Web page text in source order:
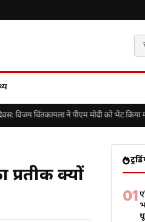
विजय चिंतकायला ने पीएम मोदी को भेंट किया
प्रतीक क्यों
01